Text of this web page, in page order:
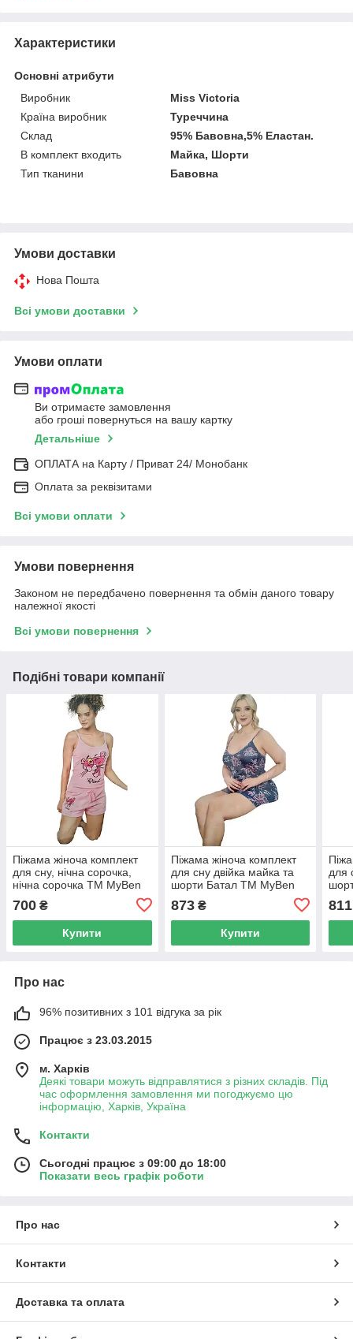
Характеристики
Основні атрибути
Виробник
Miss Victoria
Країна виробник
Туреччина
Склад
95% Бавовна,5% Еластан.
В комплект входить
Майка, Шорти
Тип тканини
Бавовна
Умови доставки
Нова Пошта
Всі умови доставки
Умови оплати
Ви отримаєте замовлення
або гроші повернуться на вашу картку
Детальніше
ОПЛАТА на Карту / Приват 24/ Монобанк
Оплата за реквізитами
Всі умови оплати
Умови повернення
Законом не передбачено повернення та обмін даного товару
належної якості
Всі умови повернення
Подібні товари компанії
Піжама жіноча комплект
для сну, нічна сорочка,
нічна сорочка ТМ MyBen
700 ₴
Купити
Піжама жіноча комплект
для сну двійка майка та
шорти Батал ТМ MyBen
873₴
Купити
для
811
Про нас
96% позитивних з 101 відгука за рік
Працює з 23.03.2015
м. Харків
Деякі товари можуть відправлятися з різних складів. Під
час оформлення замовлення ми погоджуємо цю
інформацію, Харків, Україна
Контакти
Сьогодні працює з 09:00 до 18:00
Показати весь графік роботи
Про нас
Контакти
Доставка та оплата